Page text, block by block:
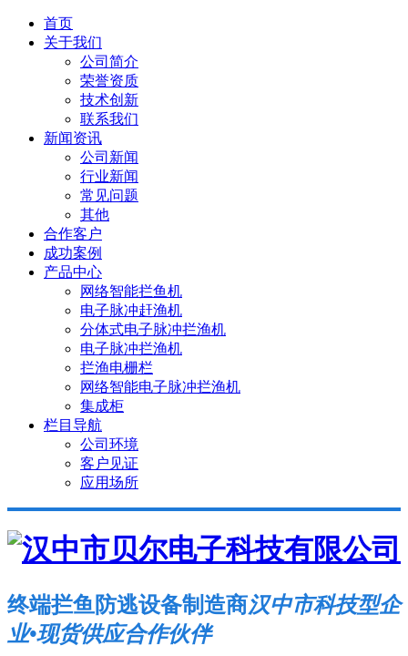
首页
关于我们
公司简介
荣誉资质
技术创新
联系我们
新闻资讯
公司新闻
行业新闻
常见问题
其他
合作客户
成功案例
产品中心
网络智能拦鱼机
电子脉冲赶渔机
分体式电子脉冲拦渔机
电子脉冲拦渔机
拦渔电栅栏
网络智能电子脉冲拦渔机
集成柜
栏目导航
公司环境
客户见证
应用场所
终端拦鱼防逃设备制造商汉中市科技型企
业•现货供应合作伙伴